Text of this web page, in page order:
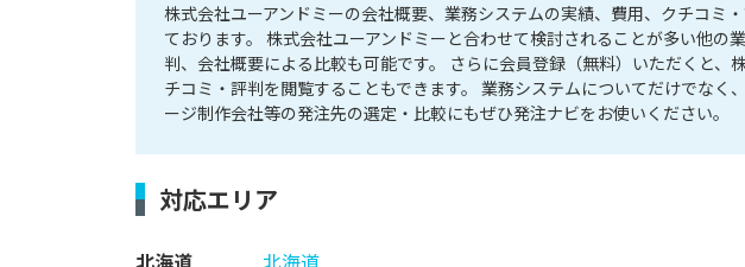
株式会社ユーアンドミーの会社概要、業務システムの実績、費用、クチコミ
ております。 株式会社ユーアンドミーと合わせて検討されることが多い他の
判、会社概要による比較も可能です。 さらに会員登録（無料）いただくと、
チコミ・評判を閲覧することもできます。 業務システムについてだけでなく
ージ制作会社等の発注先の選定・比較にもぜひ発注ナビをお使いください。
対応エリア
北海道 北海道